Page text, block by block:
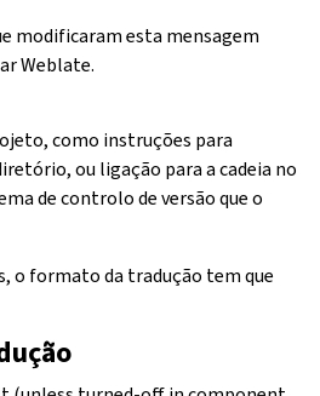
modificaram esta mensagem
Weblate.
como instruções para
ou ligação para a cadeia no
de controlo de versão que o
o formato da tradução tem que